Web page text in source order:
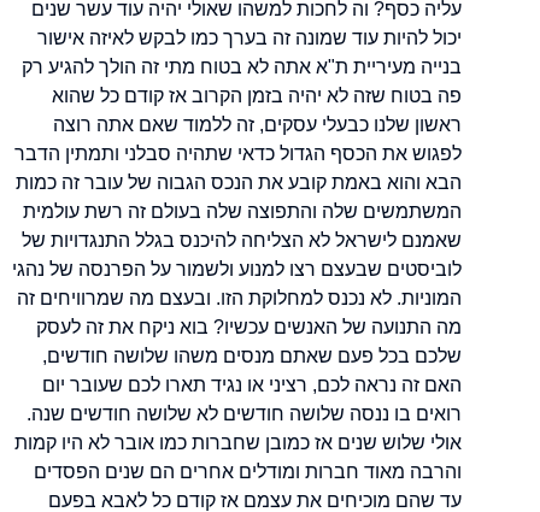
עליה כסף? וה לחכות למשהו שאולי יהיה עוד עשר שנים
יכול להיות עוד שמונה זה בערך כמו לבקש לאיזה אישור
בנייה מעיריית ת"א אתה לא בטוח מתי זה הולך להגיע רק
פה בטוח שזה לא יהיה בזמן הקרוב אז קודם כל שהוא
ראשון שלנו כבעלי עסקים, זה ללמוד שאם אתה רוצה
לפגוש את הכסף הגדול כדאי שתהיה סבלני ותמתין הדבר
הבא והוא באמת קובע את הנכס הגבוה של עובר זה כמות
המשתמשים שלה והתפוצה שלה בעולם זה רשת עולמית
שאמנם לישראל לא הצליחה להיכנס בגלל התנגדויות של
לוביסטים שבעצם רצו למנוע ולשמור על הפרנסה של נהגי
המוניות. לא נכנס למחלוקת הזו. ובעצם מה שמרוויחים זה
מה התנועה של האנשים עכשיו? בוא ניקח את זה לעסק
שלכם בכל פעם שאתם מנסים משהו שלושה חודשים,
האם זה נראה לכם, רציני או נגיד תארו לכם שעובר יום
רואים בו ננסה שלושה חודשים לא שלושה חודשים שנה.
אולי שלוש שנים אז כמובן שחברות כמו אובר לא היו קמות
והרבה מאוד חברות ומודלים אחרים הם שנים הפסדים
עד שהם מוכיחים את עצמם אז קודם כל לאבא בפעם